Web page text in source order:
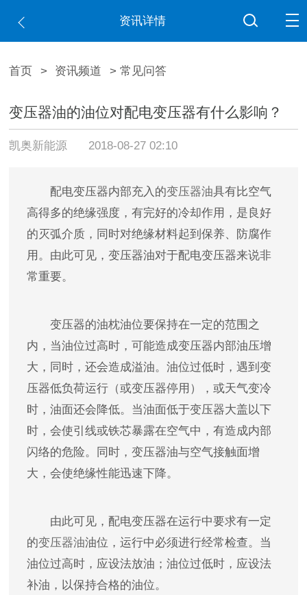
资讯详情
首页 > 资讯频道 > 常见问答
变压器油的油位对配电变压器有什么影响？
凯奥新能源 2018-08-27 02:10
配电变压器内部充入的变压器油具有比空气
高得多的绝缘强度，有完好的冷却作用，是良好
的灭弧介质，同时对绝缘材料起到保养、防腐作
用。由此可见，变压器油对于配电变压器来说非
常重要。
变压器的油枕油位要保持在一定的范围之
内，当油位过高时，可能造成变压器内部油压增
大，同时，还会造成溢油。油位过低时，遇到变
压器低负荷运行（或变压器停用），或天气变冷
时，油面还会降低。当油面低于变压器大盖以下
时，会使引线或铁芯暴露在空气中，有造成内部
闪络的危险。同时，变压器油与空气接触面增
大，会使绝缘性能迅速下降。
由此可见，配电变压器在运行中要求有一定
的变压器油油位，运行中必须进行经常检查。当
油位过高时，应设法放油；油位过低时，应设法
补油，以保持合格的油位。